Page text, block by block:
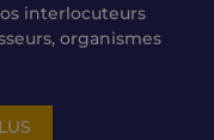
interlocuteurs
organismes